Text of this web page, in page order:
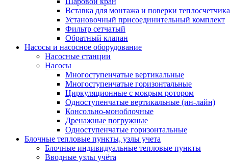
Вставка для монтажа и поверки теплосчетчика
Установочный присоединительный комплект
Фильтр сетчатый
Обратный клапан
Насосы и насосное оборудование
Насосные станции
Насосы
Многоступенчатые вертикальные
Многоступенчатые горизонтальные
Циркуляционные с мокрым ротором
Одноступенчатые вертикальные (ин-лайн)
Консольно-моноблочные
Дренажные погружные
Одноступенчатые горизонтальные
Блочные тепловые пункты, узлы учета
Блочные индивидуальные тепловые пункты
Вводные узлы учёта